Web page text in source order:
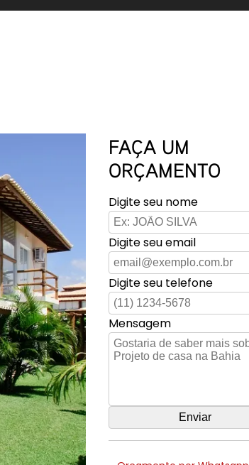
FAÇA UM
ORÇAMENTO
Digite seu nome
Digite seu email
Digite seu telefone
Mensagem